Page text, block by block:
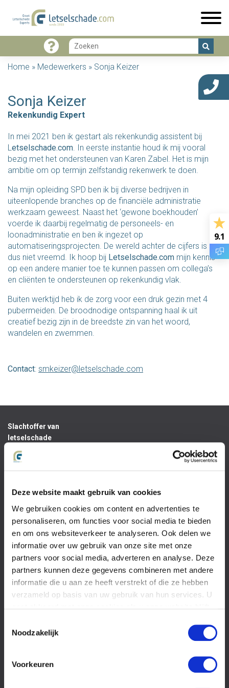
Deze website maakt gebruik van cookies
We gebruiken cookies om content en advertenties te
personaliseren, om functies voor social media te bieden
en om ons websiteverkeer te analyseren. Ook delen we
informatie over uw gebruik van onze site met onze
partners voor social media, adverteren en analyse. Deze
partners kunnen deze gegevens combineren met andere
informatie die u aan ze heeft verstrekt of die ze hebben
verzameld op basis van uw gebruik van hun services. U
Noodzakelijk
Voorkeuren
Home » Medewerkers » Sonja Keizer
Sonja Keizer
Rekenkundig Expert
In mei 2021 ben ik gestart als rekenkundig assistent bij
Letselschade.com. In eerste instantie houd ik mij vooral
bezig met het ondersteunen van Karen Zabel. Het is mijn
ambitie om op termijn zelfstandig rekenwerk te doen.
Na mijn opleiding SPD ben ik bij diverse bedrijven in
uiteenlopende branches op de financiële administratie
werkzaam geweest. Naast het ‘gewone boekhouden’
voerde ik daarbij regelmatig de personeels- en
loonadministratie en ben ik ingezet op
automatiseringsprojecten. De wereld achter de cijfers is mij
dus niet vreemd. Ik hoop bij Letselschade.com mijn kennis
op een andere manier toe te kunnen passen om collega’s
en cliënten te ondersteunen op rekenkundig vlak.
Buiten werktijd heb ik de zorg voor een druk gezin met 4
pubermeiden. De broodnodige ontspanning haal ik uit
creatief bezig zijn in de breedste zin van het woord,
wandelen en zwemmen.
Contact: smkeizer@letselschade.com
Slachtoffer van
letselschade
Recht op
schadevergoeding?
Wat is
Het
letselschadeproces
overlijdensschade?
opinion
Kosten
FAQ
Oorzaken
verkeersongeval
bedrijfsongeval
9.1